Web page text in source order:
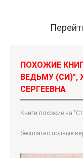
ПОХОЖИЕ
ВЕДЬМУ (СИ)",
СЕРГЕЕВНА
Книги похожие на
бесплатно полные